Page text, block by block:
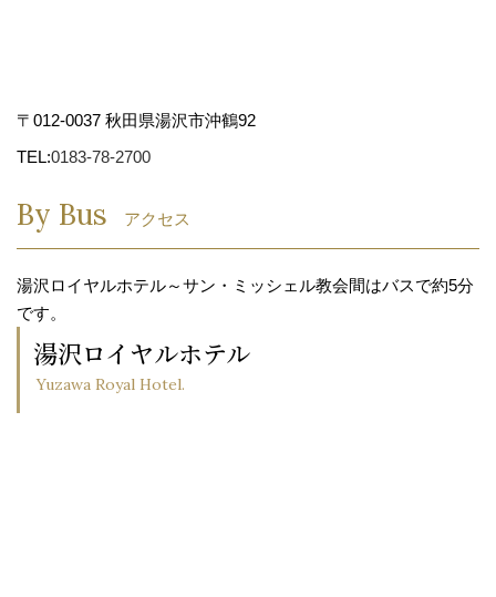
〒012-0037 秋田県湯沢市沖鶴92
TEL:0183-78-2700
By Bus アクセス
湯沢ロイヤルホテル～サン・ミッシェル教会間はバスで約5分
です。
湯沢ロイヤルホテル
Yuzawa Royal Hotel.